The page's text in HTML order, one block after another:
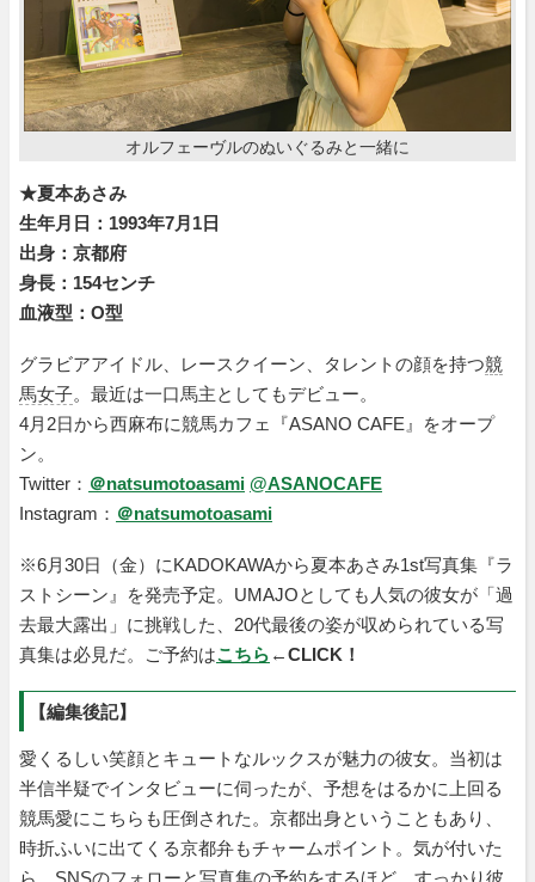
オルフェーヴルのぬいぐるみと一緒に
★夏本あさみ
生年月日：1993年7月1日
出身：京都府
身長：154センチ
血液型：O型
グラビアアイドル、レースクイーン、タレントの顔を持つ競
馬女子。最近は一口馬主としてもデビュー。
4月2日から西麻布に競馬カフェ『ASANO CAFE』をオープ
ン。
Twitter： ＠natsumotoasami @ASANOCAFE
Instagram： ＠natsumotoasami
※6月30日（金）にKADOKAWAから夏本あさみ1st写真集『ラ
ストシーン』を発売予定。UMAJOとしても人気の彼女が「過
去最大露出」に挑戦した、20代最後の姿が収められている写
真集は必見だ。ご予約はこちら ←CLICK！
【編集後記】
愛くるしい笑顔とキュートなルックスが魅力の彼女。当初は
半信半疑でインタビューに伺ったが、予想をはるかに上回る
競馬愛にこちらも圧倒された。京都出身ということもあり、
時折ふいに出てくる京都弁もチャームポイント。気が付いた
ら、SNSのフォローと写真集の予約をするほど、すっかり彼